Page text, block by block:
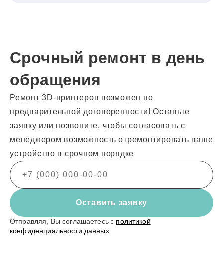
Срочный ремонт в день
обращения
Ремонт 3D-принтеров возможен по
предварительной договоренности! Оставьте
заявку или позвоните, чтобы согласовать с
менеджером возможность отремонтировать ваше
устройство в срочном порядке
Оставить заявку
Отправляя, Вы соглашаетесь с политикой
конфиденциальности данных